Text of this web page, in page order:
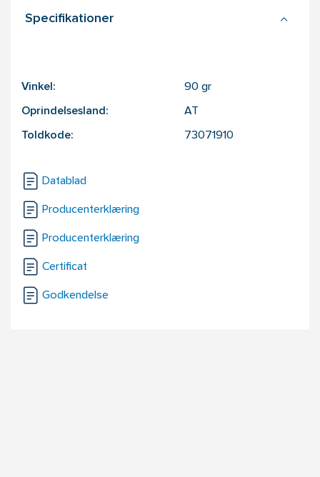
Specifikationer
Vinkel: 90 gr
Oprindelsesland: AT
Toldkode: 73071910
Datablad
Producenterklæring
Producenterklæring
Certificat
Godkendelse